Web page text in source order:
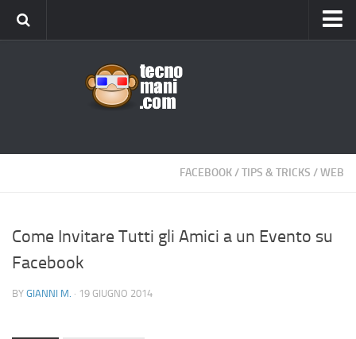
Cellulari
Gadget
Recensioni
FACEBOOK/TIPS & TRICKS /WEB
Come Invitare Tutti gli Amici a un Evento su
Facebook
BY GIANNI M. · 19 GIUGNO 2014